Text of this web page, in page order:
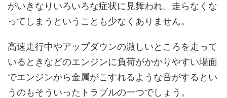
がいきなりいろいろな症状に見舞われ、走らなくな
ってしまうということも少なくありません。
高速走行中やアップダウンの激しいところを走って
いるときなどのエンジンに負荷がかかりやすい場面
でエンジンから金属がこすれるような音がするとい
うのもそういったトラブルの一つでしょう。